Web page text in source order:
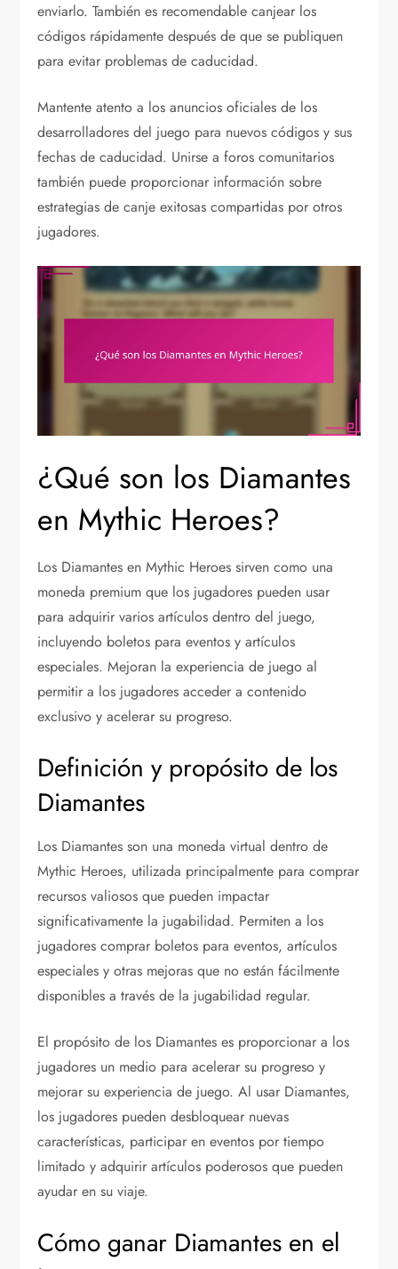
enviarlo. También es recomendable canjear los
códigos rápidamente después de que se publiquen
para evitar problemas de caducidad.
Mantente atento a los anuncios oficiales de los
desarrolladores del juego para nuevos códigos y sus
fechas de caducidad. Unirse a foros comunitarios
también puede proporcionar información sobre
estrategias de canje exitosas compartidas por otros
jugadores.
¿Qué son los Diamantes
en Mythic Heroes?
Los Diamantes en Mythic Heroes sirven como una
moneda premium que los jugadores pueden usar
para adquirir varios artículos dentro del juego,
incluyendo boletos para eventos y artículos
especiales. Mejoran la experiencia de juego al
permitir a los jugadores acceder a contenido
exclusivo y acelerar su progreso.
Definición y propósito de los
Diamantes
Los Diamantes son una moneda virtual dentro de
Mythic Heroes, utilizada principalmente para comprar
recursos valiosos que pueden impactar
significativamente la jugabilidad. Permiten a los
jugadores comprar boletos para eventos, artículos
especiales y otras mejoras que no están fácilmente
disponibles a través de la jugabilidad regular.
El propósito de los Diamantes es proporcionar a los
jugadores un medio para acelerar su progreso y
mejorar su experiencia de juego. Al usar Diamantes,
los jugadores pueden desbloquear nuevas
características, participar en eventos por tiempo
limitado y adquirir artículos poderosos que pueden
ayudar en su viaje.
Cómo ganar Diamantes en el